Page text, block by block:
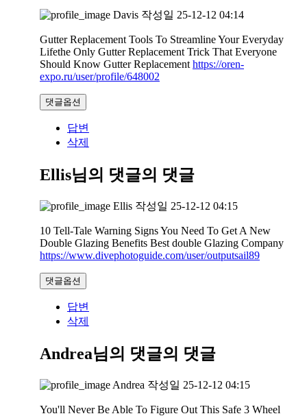
Davis 작성일 25-12-12 04:14
Gutter Replacement Tools To Streamline Your Everyday
Lifethe Only Gutter Replacement Trick That Everyone
Should Know Gutter Replacement https://oren-
expo.ru/user/profile/648002
댓글옵션
답변
삭제
Ellis님의 댓글의 댓글
Ellis 작성일 25-12-12 04:15
10 Tell-Tale Warning Signs You Need To Get A New
Double Glazing Benefits Best double Glazing Company
https://www.divephotoguide.com/user/outputsail89
댓글옵션
답변
삭제
Andrea님의 댓글의 댓글
Andrea 작성일 25-12-12 04:15
You'll Never Be Able To Figure Out This Safe 3 Wheel